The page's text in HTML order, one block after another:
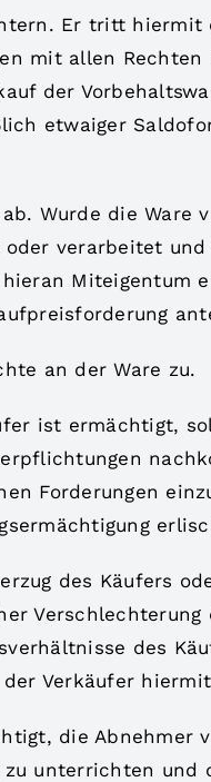
Er tritt hiermit
mit allen Rechten
der
etwaiger
Wurde die Ware
verarbeitet
Miteigentum
an der Ware zu.
ist ermächtigt,
Forderungen
des Käufers
Verschlechterung
des
Verkäufer
die Abnehmer
zu unterrichten und